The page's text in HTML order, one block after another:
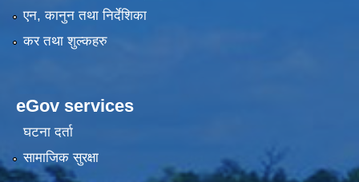
एन, कानुन तथा निर्देशिका
कर तथा शुल्कहरु
eGov services
घटना दर्ता
सामाजिक सुरक्षा